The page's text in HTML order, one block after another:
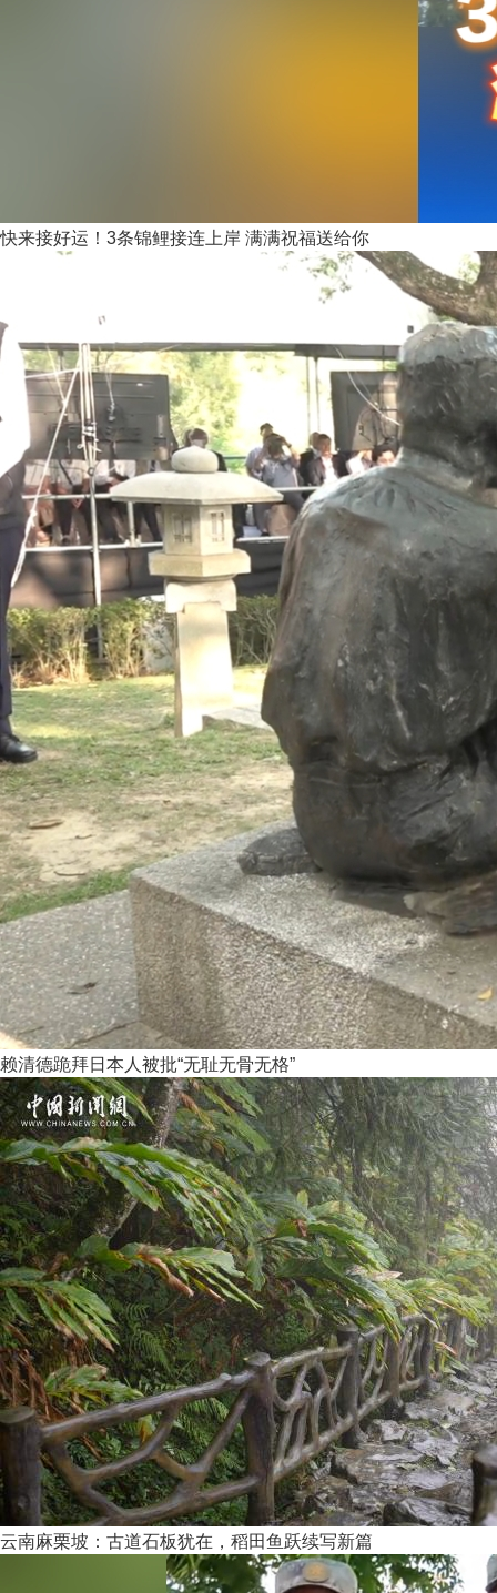
快来接好运！3条锦鲤接连上岸 满满祝福送给你
赖清德跪拜日本人被批“无耻无骨无格”
云南麻栗坡：古道石板犹在，稻田鱼跃续写新篇